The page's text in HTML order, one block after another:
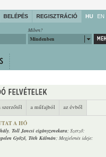
BELÉPÉS REGISZTRÁCIÓ HU EN
Miben?
Mindenben
szerzőtől a műfajból az évből
A HÓ
, Toll Jancsi cigányzenekara; Szerző:
Győző, Tóth Kálmán; Megjelenés ideje: